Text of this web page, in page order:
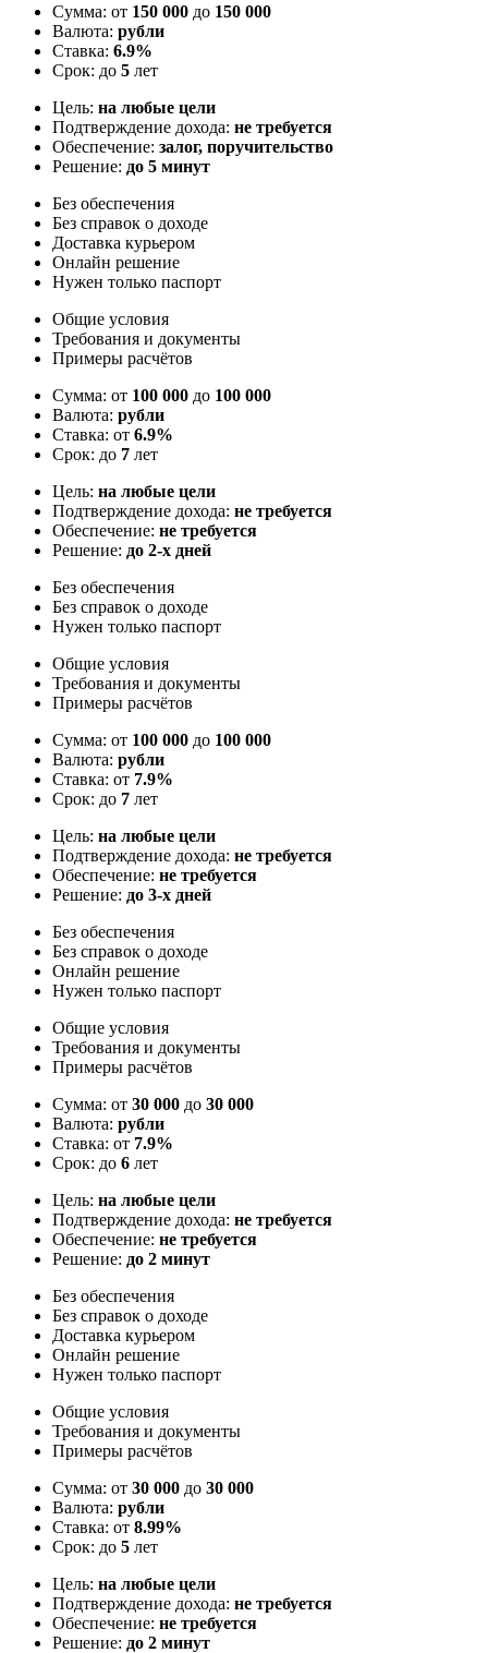
Сумма: от 150 000 до 150 000
Валюта: рубли
Ставка: 6.9%
Срок: до 5 лет
Цель: на любые цели
Подтверждение дохода: не требуется
Обеспечение: залог, поручительство
Решение: до 5 минут
Без обеспечения
Без справок о доходе
Доставка курьером
Онлайн решение
Нужен только паспорт
Общие условия
Требования и документы
Примеры расчётов
Сумма: от 100 000 до 100 000
Валюта: рубли
Ставка: от 6.9%
Срок: до 7 лет
Цель: на любые цели
Подтверждение дохода: не требуется
Обеспечение: не требуется
Решение: до 2-х дней
Без обеспечения
Без справок о доходе
Нужен только паспорт
Общие условия
Требования и документы
Примеры расчётов
Сумма: от 100 000 до 100 000
Валюта: рубли
Ставка: от 7.9%
Срок: до 7 лет
Цель: на любые цели
Подтверждение дохода: не требуется
Обеспечение: не требуется
Решение: до 3-х дней
Без обеспечения
Без справок о доходе
Онлайн решение
Нужен только паспорт
Общие условия
Требования и документы
Примеры расчётов
Сумма: от 30 000 до 30 000
Валюта: рубли
Ставка: от 7.9%
Срок: до 6 лет
Цель: на любые цели
Подтверждение дохода: не требуется
Обеспечение: не требуется
Решение: до 2 минут
Без обеспечения
Без справок о доходе
Доставка курьером
Онлайн решение
Нужен только паспорт
Общие условия
Требования и документы
Примеры расчётов
Сумма: от 30 000 до 30 000
Валюта: рубли
Ставка: от 8.99%
Срок: до 5 лет
Цель: на любые цели
Подтверждение дохода: не требуется
Обеспечение: не требуется
Решение: до 2 минут